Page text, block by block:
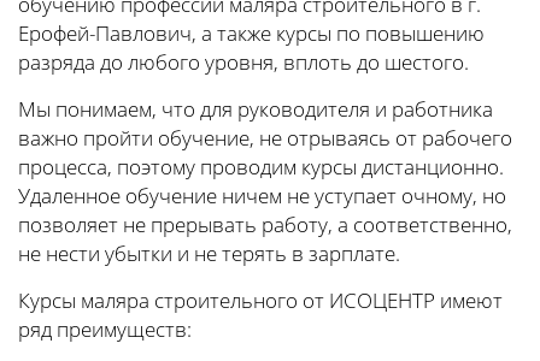
Ерофей-Павлович, а также курсы по повышению
разряда до любого уровня, вплоть до шестого.
Мы понимаем, что для руководителя и работника
важно пройти обучение, не отрываясь от рабочего
процесса, поэтому проводим курсы дистанционно.
Удаленное обучение ничем не уступает очному, но
позволяет не прерывать работу, а соответственно,
не нести убытки и не терять в зарплате.
Курсы маляра строительного от ИСОЦЕНТР имеют
ряд преимуществ: